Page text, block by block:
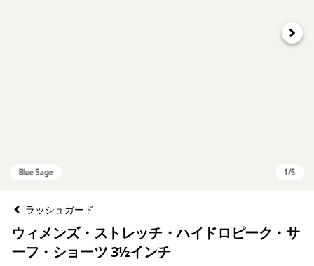
次へ
ラッシュガード
ウィメンズ・ストレッチ・ハイドロピーク・サ
ーフ・ショーツ 3½インチ